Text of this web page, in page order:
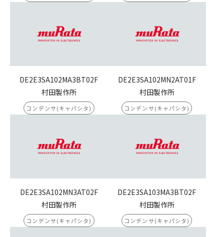
DE2E3SA102MA3BT02F
村田製作所
コンデンサ(キャパシタ)
DE2E3SA102MN2AT01F
村田製作所
コンデンサ(キャパシタ)
DE2E3SA102MN3AT02F
村田製作所
コンデンサ(キャパシタ)
DE2E3SA103MA3BT02F
村田製作所
コンデンサ(キャパシタ)